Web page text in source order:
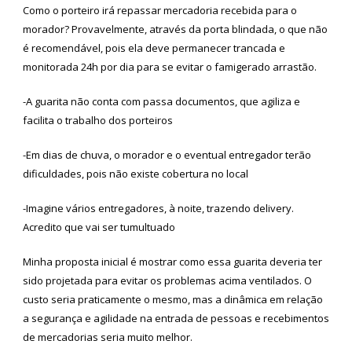
Como o porteiro irá repassar mercadoria recebida para o
morador? Provavelmente, através da porta blindada, o que não
é recomendável, pois ela deve permanecer trancada e
monitorada 24h por dia para se evitar o famigerado arrastão.
-A guarita não conta com passa documentos, que agiliza e
facilita o trabalho dos porteiros
-Em dias de chuva, o morador e o eventual entregador terão
dificuldades, pois não existe cobertura no local
-Imagine vários entregadores, à noite, trazendo delivery.
Acredito que vai ser tumultuado
Minha proposta inicial é mostrar como essa guarita deveria ter
sido projetada para evitar os problemas acima ventilados. O
custo seria praticamente o mesmo, mas a dinâmica em relação
a segurança e agilidade na entrada de pessoas e recebimentos
de mercadorias seria muito melhor.